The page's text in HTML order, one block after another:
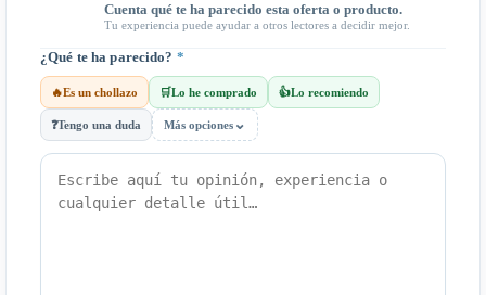
Cuenta qué te ha parecido esta oferta o producto.
Tu experiencia puede ayudar a otros lectores a decidir mejor.
¿Qué te ha parecido? *
🔥Es un chollazo 🛒Lo he comprado 👍Lo recomiendo
❓Tengo una duda Más opciones ⌄